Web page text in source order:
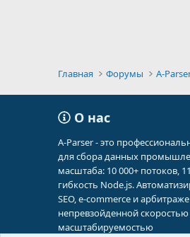
Главная Форумы A-
О нас
A-Parser - это
для сбора данных
масштаба: 10 000+ потоков,
гибкость Node.js.
SEO, e-commerce и
непревзойденной
масштабируемостью